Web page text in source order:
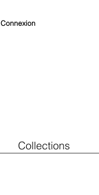
Collections
Connexion